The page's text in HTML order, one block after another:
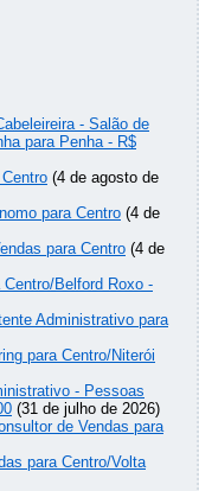
- Salão de
para Penha - R$
(4 de agosto de
para Centro (4 de
para Centro (4 de
Belford Roxo -
Administrativo para
para Centro/Niterói
- Pessoas
(31 de julho de 2026)
de Vendas para
para Centro/Volta